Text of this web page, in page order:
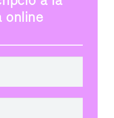
online